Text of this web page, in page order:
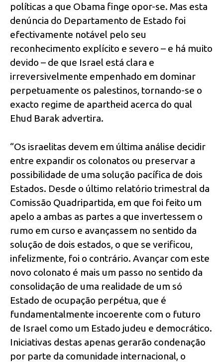
políticas a que Obama finge opor-se. Mas esta
denúncia do Departamento de Estado foi
efectivamente notável pelo seu
reconhecimento explícito e severo – e há muito
devido – de que Israel está clara e
irreversivelmente empenhado em dominar
perpetuamente os palestinos, tornando-se o
exacto regime de apartheid acerca do qual
Ehud Barak advertira.
“Os israelitas devem em última análise decidir
entre expandir os colonatos ou preservar a
possibilidade de uma solução pacífica de dois
Estados. Desde o último relatório trimestral da
Comissão Quadripartida, em que foi feito um
apelo a ambas as partes a que invertessem o
rumo em curso e avançassem no sentido da
solução de dois estados, o que se verificou,
infelizmente, foi o contrário. Avançar com este
novo colonato é mais um passo no sentido da
consolidação de uma realidade de um só
Estado de ocupação perpétua, que é
fundamentalmente incoerente com o futuro
de Israel como um Estado judeu e democrático.
Iniciativas destas apenas gerarão condenação
por parte da comunidade internacional, o